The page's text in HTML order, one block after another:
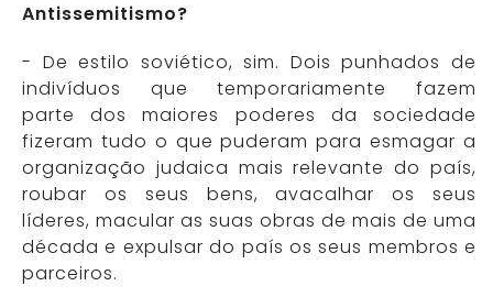
Antissemitismo?
- De estilo soviético, sim. Dois punhados de
indivíduos que temporariamente fazem
parte dos maiores poderes da sociedade
fizeram tudo o que puderam para esmagar a
organização judaica mais relevante do país,
roubar os seus bens, avacalhar os seus
líderes, macular as suas obras de mais de uma
década e expulsar do país os seus membros e
parceiros.